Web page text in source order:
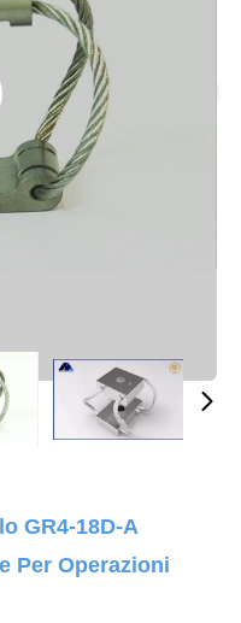
GR4-18D-A
Per Operazioni